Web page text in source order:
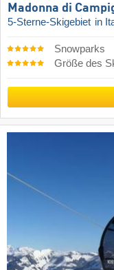
Madonna di
5-Sterne-Skigebiet in
Snowparks
Größe des